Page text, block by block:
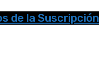
de la Suscripción